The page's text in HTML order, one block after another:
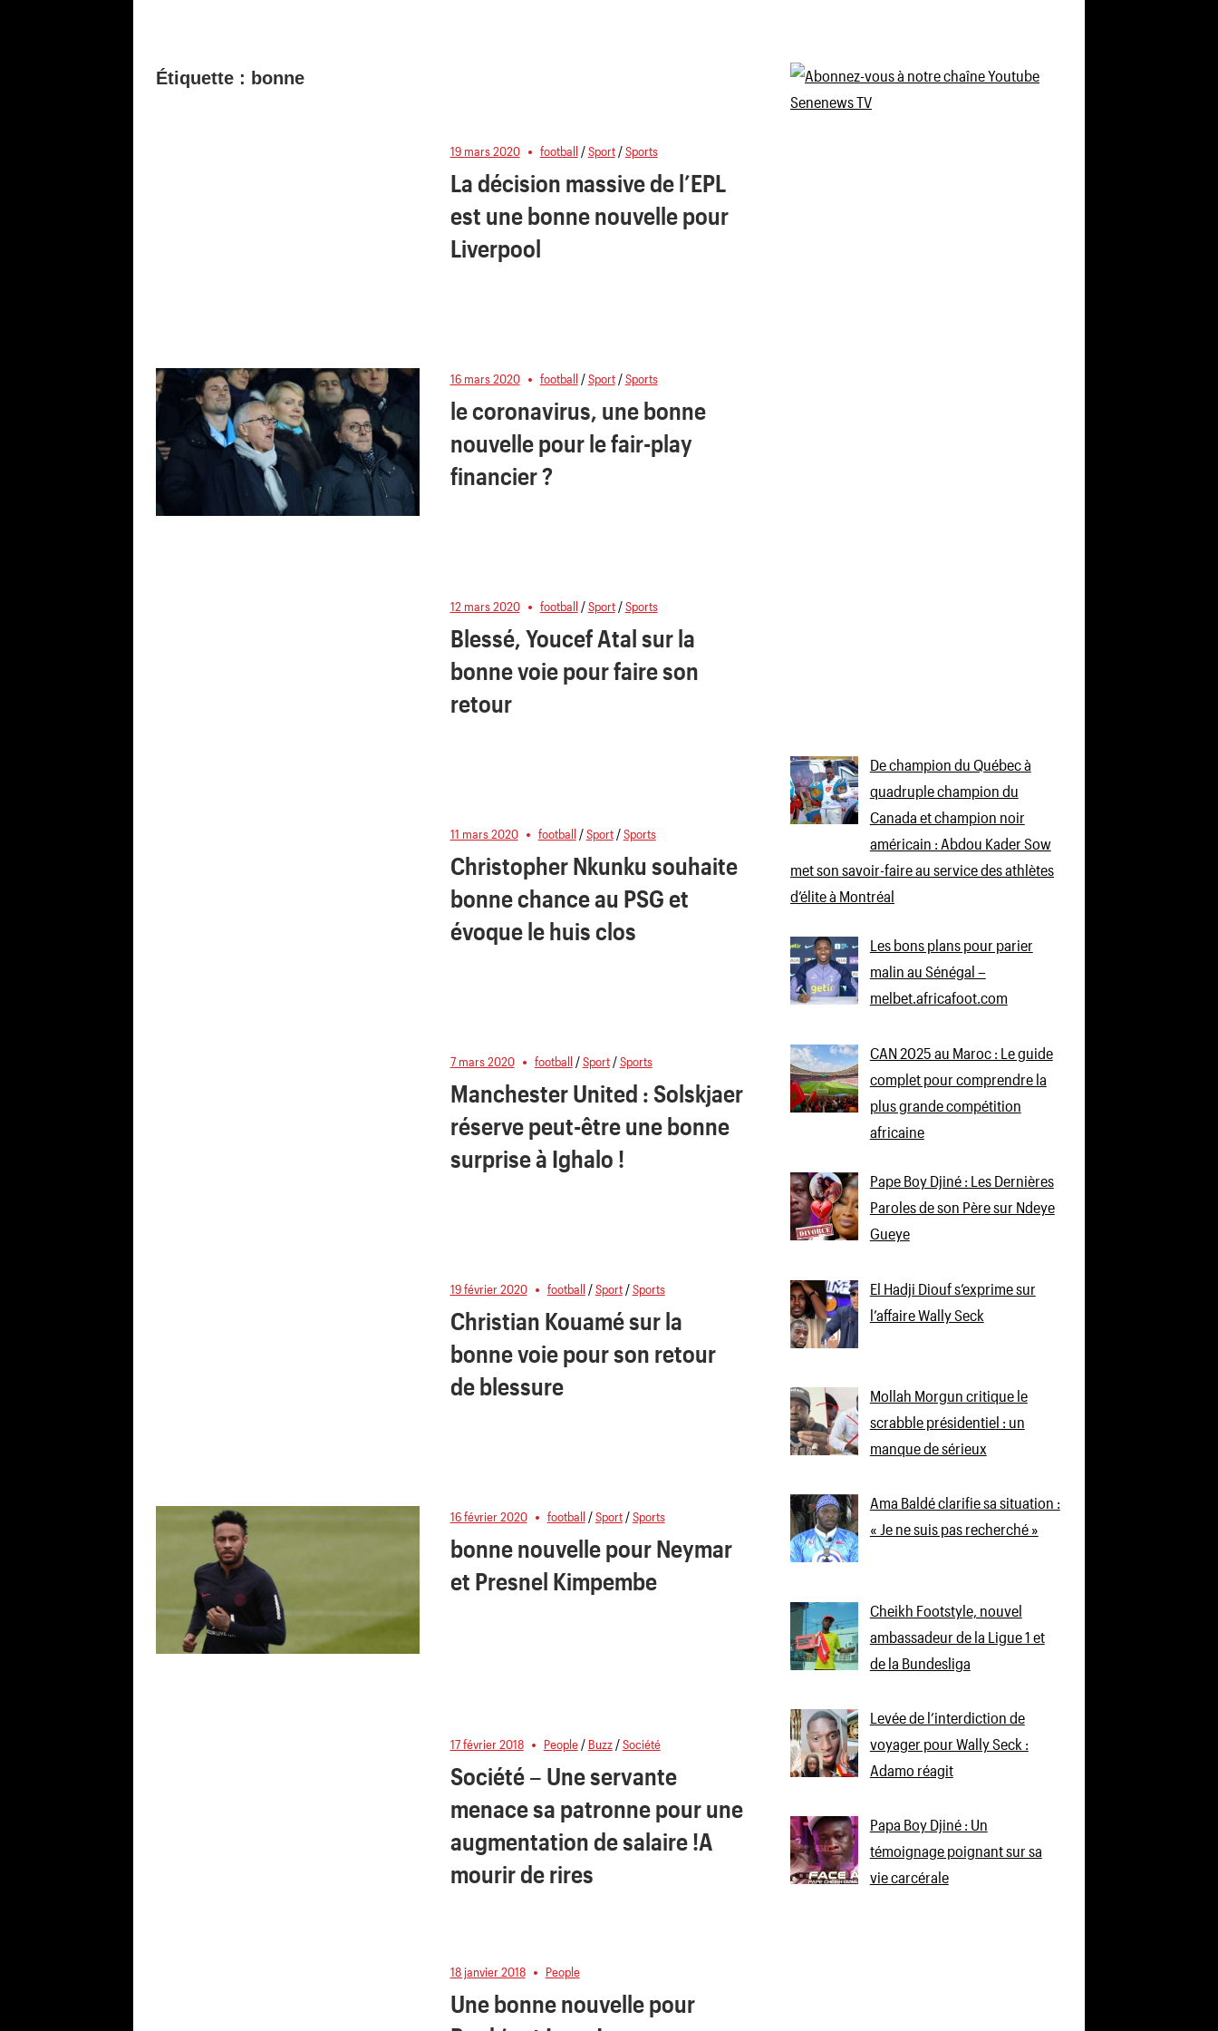
Étiquette : bonne
19 mars 2020 football/Sport/Sports
La décision massive de l’EPL
est une bonne nouvelle pour
Liverpool
16 mars 2020 football/Sport/Sports
le coronavirus, une bonne
nouvelle pour le fair-play
financier ?
12 mars 2020 football/Sport/Sports
Blessé, Youcef Atal sur la
bonne voie pour faire son
retour
11 mars 2020 football/Sport/Sports
Christopher Nkunku souhaite
bonne chance au PSG et
évoque le huis clos
7 mars 2020 football/Sport/Sports
Manchester United : Solskjaer
réserve peut-être une bonne
surprise à Ighalo !
19 février 2020 football/Sport/Sports
Christian Kouamé sur la
bonne voie pour son retour
de blessure
16 février 2020 football/Sport/Sports
bonne nouvelle pour Neymar
et Presnel Kimpembe
17 février 2018 People/ Buzz/Société
Société – Une servante
menace sa patronne pour une
augmentation de salaire !A
mourir de rires
18 janvier 2018 People
Une bonne nouvelle pour
De champion du Québec à
quadruple champion du
Canada et champion noir
américain : Abdou Kader Sow
met son savoir-faire au service des athlètes
d’élite à Montréal
Les bons plans pour parier
malin au Sénégal –
melbet.africafoot.com
CAN 2025 au Maroc : Le guide
complet pour comprendre la
plus grande compétition
africaine
Pape Boy Djiné : Les Dernières
Paroles de son Père sur Ndeye
Gueye
El Hadji Diouf s’exprime sur
l’affaire Wally Seck
Mollah Morgun critique le
scrabble présidentiel : un
manque de sérieux
Ama Baldé clarifie sa situation :
« Je ne suis pas recherché »
Cheikh Footstyle, nouvel
ambassadeur de la Ligue 1 et
de la Bundesliga
Levée de l’interdiction de
voyager pour Wally Seck :
Adamo réagit
Papa Boy Djiné : Un
témoignage poignant sur sa
vie carcérale